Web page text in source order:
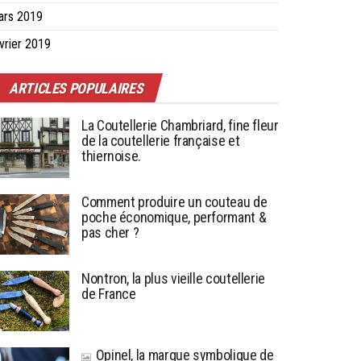
2019
2019
ARTICLES POPULAIRES
La Coutellerie Chambriard, fine fleur
de la coutellerie française et
thiernoise.
Comment produire un couteau de
poche économique, performant &
pas cher ?
Nontron, la plus vieille coutellerie
de France
Opinel, la marque symbolique de